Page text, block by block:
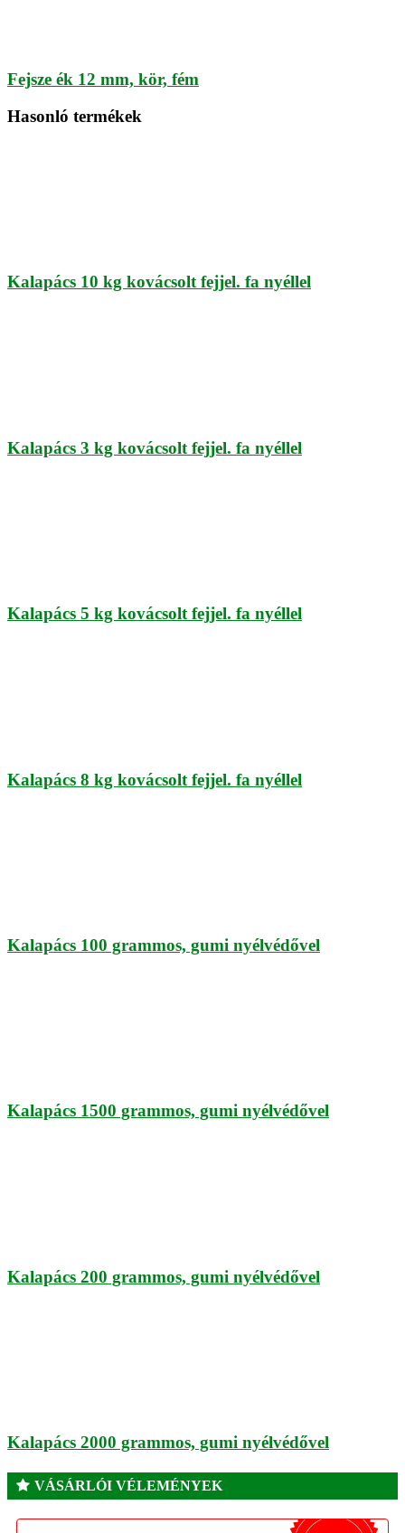
Fejsze ék 12 mm, kör, fém
Hasonló termékek
Kalapács 10 kg kovácsolt fejjel. fa nyéllel
Kalapács 3 kg kovácsolt fejjel. fa nyéllel
Kalapács 5 kg kovácsolt fejjel. fa nyéllel
Kalapács 8 kg kovácsolt fejjel. fa nyéllel
Kalapács 100 grammos, gumi nyélvédővel
Kalapács 1500 grammos, gumi nyélvédővel
Kalapács 200 grammos, gumi nyélvédővel
Kalapács 2000 grammos, gumi nyélvédővel
VÁSÁRLÓI VÉLEMÉNYEK